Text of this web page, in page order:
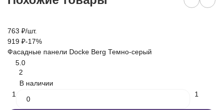
763 ₽/шт.
919 ₽-17%
Фасадные панели Docke Berg Темно-серый
5.0
2
В наличии
1
1